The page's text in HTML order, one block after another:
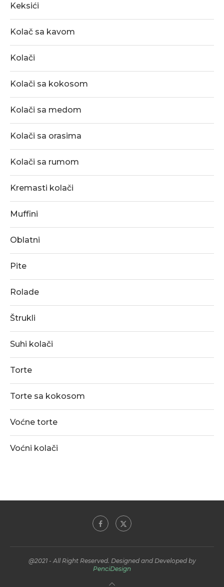
Keksići
Kolač sa kavom
Kolači
Kolači sa kokosom
Kolači sa medom
Kolači sa orasima
Kolači sa rumom
Kremasti kolači
Muffini
Oblatni
Pite
Rolade
Štrukli
Suhi kolači
Torte
Torte sa kokosom
Voćne torte
Voćni kolači
@2021 - All Right Reserved. Designed and Developed by
PenciDesign